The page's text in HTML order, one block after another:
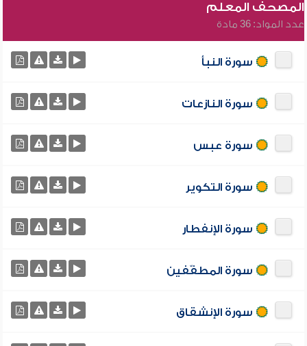
المصحف المعلم
عدد المواد: 36 مادة
سورة النبأ
سورة النازعات
سورة عبس
سورة التكوير
سورة الإنفطار
سورة المطفّفين
سورة الإنشقاق